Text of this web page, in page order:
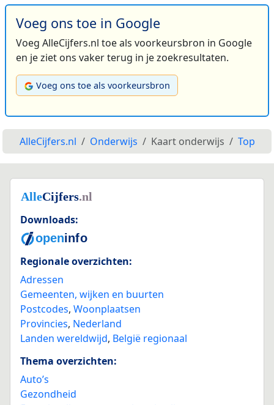
Voeg ons toe in Google
Voeg AlleCijfers.nl toe als voorkeursbron in Google
en je ziet ons vaker terug in je zoekresultaten.
Voeg ons toe als voorkeursbron
AlleCijfers.nl Onderwijs Kaart onderwijs Top
Downloads:
Regionale overzichten:
Adressen
Gemeenten, wijken en buurten
Postcodes, Woonplaatsen
Provincies, Nederland
Landen wereldwijd, België regionaal
Thema overzichten:
Auto’s
Gezondheid